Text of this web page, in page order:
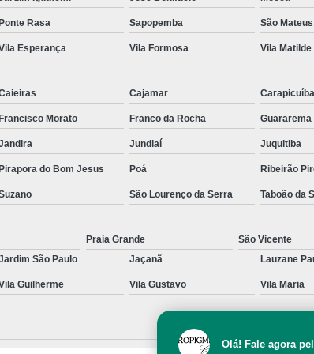
Capilar Central
Preenchimento Capilar com
com Micropigmentação
Preenchimento Capilar
Capilar Feminino
Preenchimento Capilar
Capilar na Testa
Preenchimento Capilar nas
Capilar para Diminuir Testa
Tratamento de
Calvície Feminina
Tratamento para Calvície com
Calvície com Pigmentação
Tratamento para
para Calvície Homem
Tratamento para Calvície
Ponte Rasa Sapopemba São Mateus
Esperança Vila Formosa Vila Matilde
Cajamar Carapicuíba
Francisco Morato Franco da Rocha Guararema
Jundiaí Juquitiba
Pirapora do Bom Jesus Poá Ribeirão
São Lourenço da Serra Taboão da
Praia Grande
São Vicente
São Paulo Jaçanã Lauzane
Guilherme Vila Gustavo Vila Maria
Olá! Fale agora